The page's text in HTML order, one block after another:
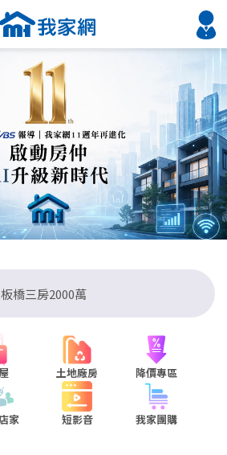
市 桃園市
新竹市
縣 基隆市
縣 雲林縣
苗栗縣
市 嘉義市
嘉義縣
買屋賣屋租屋
土地廠房 降價專區
家 短影音 我家團購